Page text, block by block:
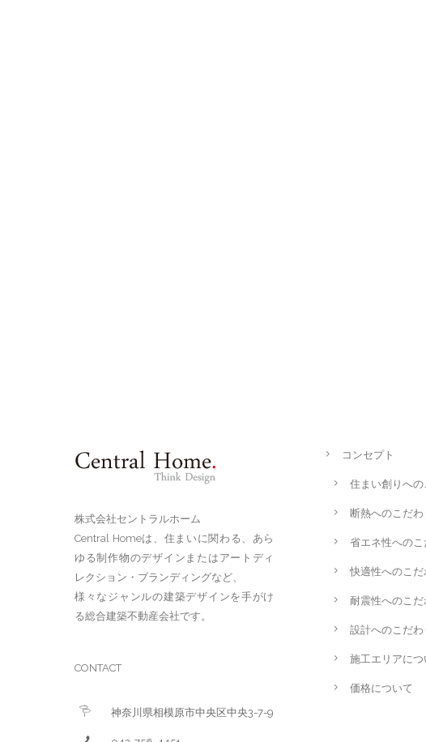
株式会社セントラルホーム
Central Homeは、住まいに関わる、あら
ゆる制作物のデザインまたはアートディ
レクション・ブランディングなど、
様々なジャンルの建築デザインを手がけ
る総合建築不動産会社です。
CONTACT
神奈川県相模原市中央区中央3-7-9
コンセプト
住まい創りへの
断熱へのこだわ
省エネ性へのこ
快適性へのこだ
耐震性へのこだ
設計へのこだわ
施工エリアにつ
価格について